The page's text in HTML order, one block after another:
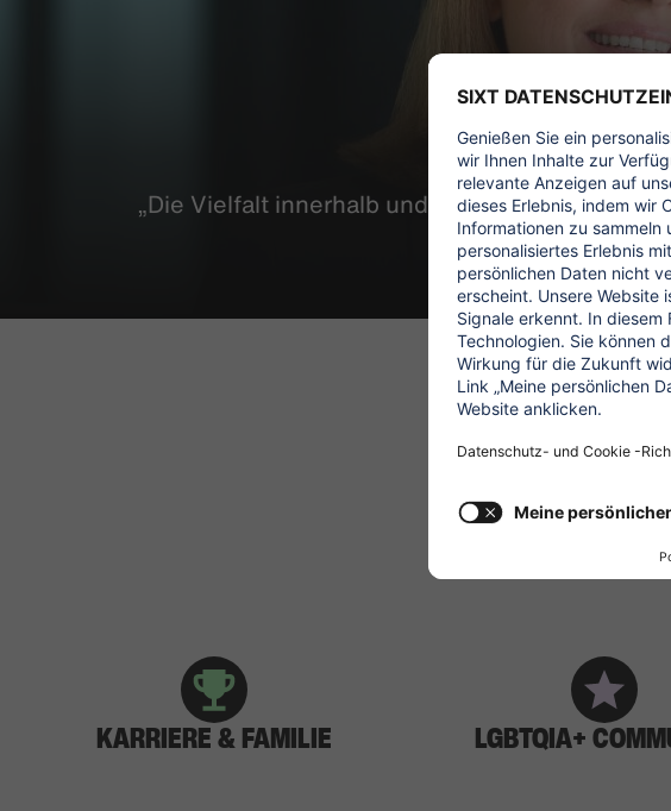
„Die Vielfalt innerhalb und außerhalb unseres
—
WAS
KARRIERE & FAMILIE LGBTQIA+